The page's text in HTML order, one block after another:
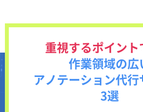
の基礎知識
重視するポイン
作業領域の広
アノテーション代行
3選